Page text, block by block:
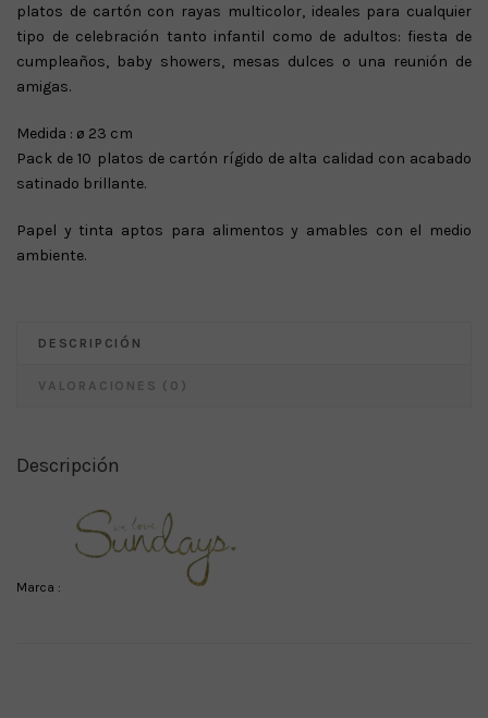
platos de cartón con rayas multicolor, ideales para cualquier
tipo de celebración tanto infantil como de adultos: fiesta de
cumpleaños, baby showers, mesas dulces o una reunión de
amigas.
Medida : ø 23 cm
Pack de 10 platos de cartón rígido de alta calidad con acabado
satinado brillante.
Papel y tinta aptos para alimentos y amables con el medio
ambiente.
DESCRIPCIÓN
VALORACIONES (0)
Descripción
Marca :